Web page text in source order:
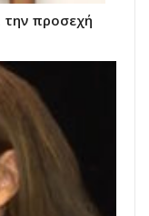
την προσεχή